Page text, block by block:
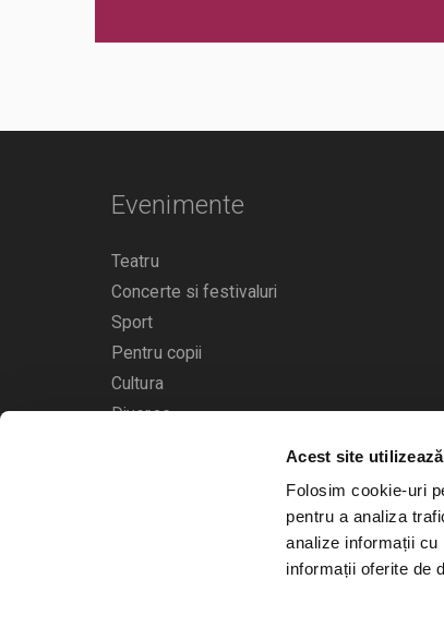
Acest site
Folosim cookie-uri
pentru a analiza
analize informații
informații oferite de
Evenimente
Teatru
Concerte si festivaluri
Sport
Pentru copii
Cultura
Diverse
Calendarul evenimentelor